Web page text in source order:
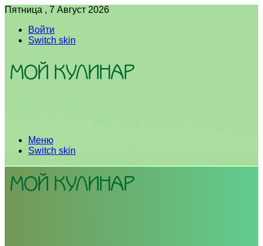
Пятница , 7 Август 2026
Войти
Switch skin
Меню
Switch skin